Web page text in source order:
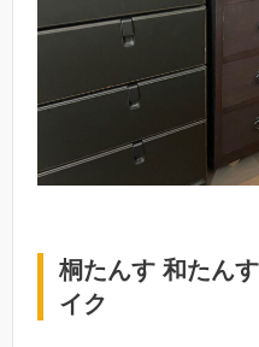
桐たんす 和たん
イク